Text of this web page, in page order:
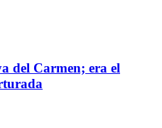
del Carmen; era el